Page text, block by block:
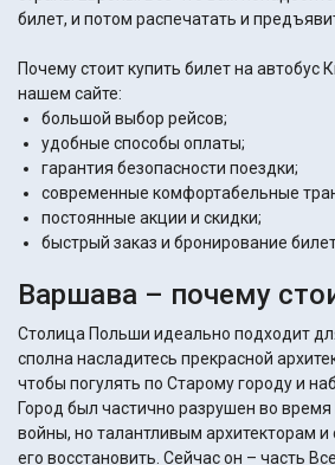
билет, и потом распечатать и
Почему стоит купить билет на автобус
нашем сайте:
большой выбор рейсов;
удобные способы оплаты;
гарантия безопасности поездки;
современные комфортабельные
постоянные акции и скидки;
быстрый заказ и бронирование
Варшава – почему
Столица Польши идеально подходит
сполна насладитесь прекрасной
чтобы погулять по Старому городу и
Город был частично разрушен во
войны, но талантливым архитекторам и
его восстановить. Сейчас он – часть